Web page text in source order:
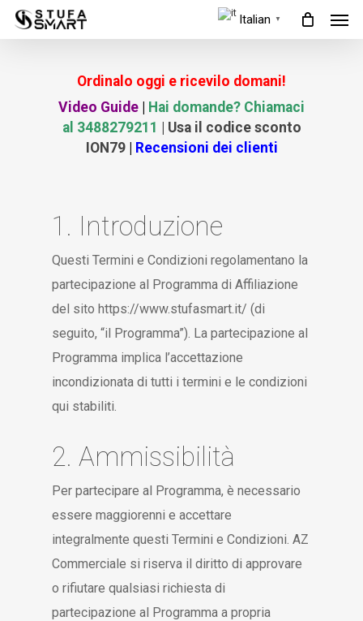
Skip
Italian ▼
Ordinalo oggi e ricevilo domani!
Video Guide
Hai domande? Chiamaci
al 3488279211
| Usa il codice sconto
ION79
Recensioni dei clienti
1. Introduzione
Questi Termini e Condizioni regolamentano la
partecipazione al Programma di Affiliazione
del sito https://www.stufasmart.it/ (di
seguito, “il Programma”). La partecipazione al
Programma implica l’accettazione
incondizionata di tutti i termini e le condizioni
qui stabiliti.
2. Ammissibilità
Per partecipare al Programma, è necessario
essere maggiorenni e accettare
integralmente questi Termini e Condizioni. AZ
Commerciale si riserva il diritto di approvare
o rifiutare qualsiasi richiesta di
partecipazione al Programma a propria